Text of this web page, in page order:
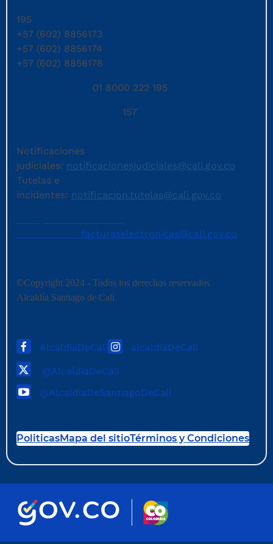
195
+57 (602) 8856173
+57 (602) 8856174
+57 (602) 8856178
01 8000 222 195
157
Notificaciones
judiciales: notificacionesjudiciales@cali.gov.co
Tutelas e
incidentes: notificacion.tutelas@cali.gov.co
facturaselectronicas@cali.gov.co
©Copyright 2024 - Todos los derechos reservados
Alcaldía Santiago de Cali
AlcaldiaDeCali alcaldiaDeCali
@AlcaldiaDeCali
@AlcaldiaDeSantiagoDeCali
PoliticasMapa del sitioTérminos y Condiciones